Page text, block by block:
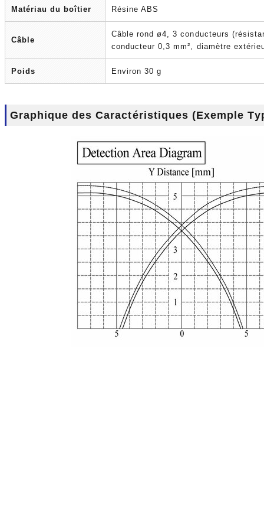
Matériau du boîtier Résine ABS
Câble
Câble rond ø4, 3 conducteurs
conducteur 0,3 mm², diamètre
Poids Environ 30 g
Graphique des Caractéristiques (Exemple